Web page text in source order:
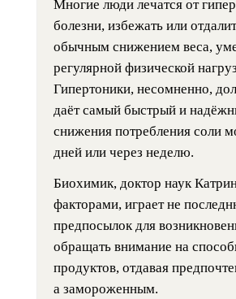
Многие люди лечатся от
болезни, избежать или
обычным снижением веса,
регулярной физической
Гипертоники, несомненно,
даёт самый быстрый и
снижения потребления соли
дней или через неделю.
Биохимик, доктор наук
факторами, играет не
предпосылок для
обращать внимание на
продуктов, отдавая
а замороженным.